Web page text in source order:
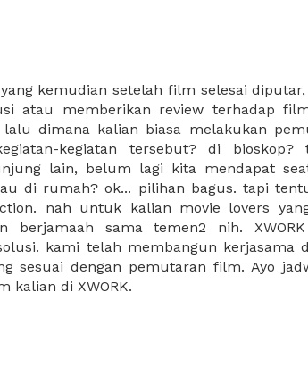
kalian di XWORK.